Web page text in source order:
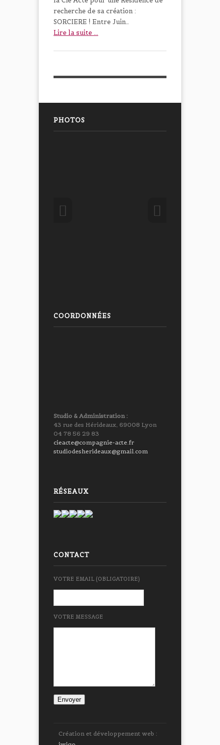
recherche de sa création :
SORCIERE ! Entre Juin…
Lire la suite ...
PHOTOS
COORDONNÉES
Studio & Administration :
43 rue des Hérideaux, 69008 Lyon
04 78 56 29 83
cieacte@compagnie-acte.fr
studiodesherideaux@gmail.com
RÉSEAUX
CONTACT
VOTRE EMAIL (OBLIGATOIRE)
VOTRE MESSAGE
Création et développement web :